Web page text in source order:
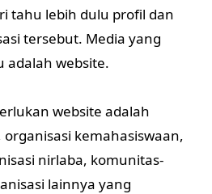
tahu lebih dulu profil dan
tersebut. Media yang
adalah website.
website adalah
kemahasiswaan,
nirlaba, komunitas-
lainnya yang